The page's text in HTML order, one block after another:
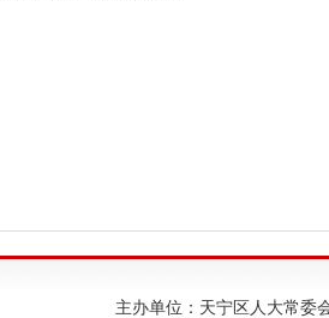
主办单位：天宁区人大常委